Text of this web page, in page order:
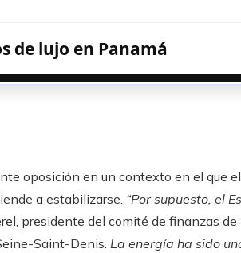
de lujo en Panamá
oposición en un contexto en el que
a estabilizarse. “Por supuesto, el
presidente del comité de finanzas de
Saint-Denis. La energía ha sido